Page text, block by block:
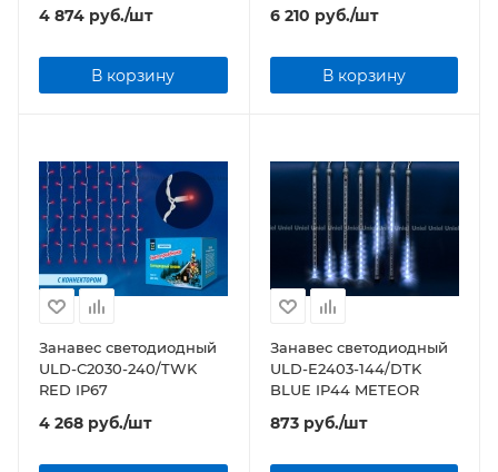
4 874 руб./шт
В корзину
6 210 руб./шт
В корзину
Занавес светодиодный
ULD-C2030-240/TWK
RED IP67
4 268 руб./шт
Занавес светодиодный
ULD-E2403-144/DTK
BLUE IP44 METEOR
873руб./шт